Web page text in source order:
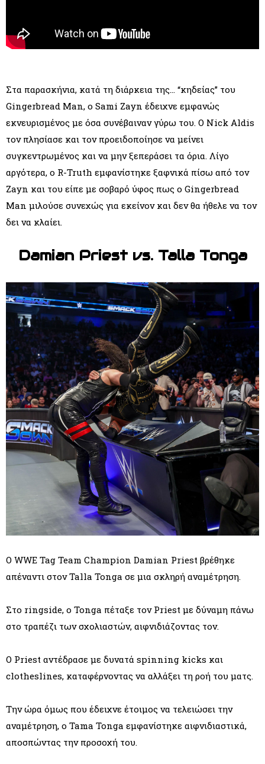
Στα παρασκήνια, κατά τη διάρκεια της… “κηδείας” του
Gingerbread Man, ο Sami Zayn έδειχνε εμφανώς
εκνευρισμένος με όσα συνέβαιναν γύρω του. Ο Nick Aldis
τον πλησίασε και τον προειδοποίησε να μείνει
συγκεντρωμένος και να μην ξεπεράσει τα όρια. Λίγο
αργότερα, ο R-Truth εμφανίστηκε ξαφνικά πίσω από τον
Zayn και του είπε με σοβαρό ύφος πως ο Gingerbread
Man μιλούσε συνεχώς για εκείνον και δεν θα ήθελε να τον
δει να κλαίει.
Damian Priest vs. Talla Tonga
Ο WWE Tag Team Champion Damian Priest βρέθηκε
απέναντι στον Talla Tonga σε μια σκληρή αναμέτρηση.
Στο ringside, ο Tonga πέταξε τον Priest με δύναμη πάνω
στο τραπέζι των σχολιαστών, αιφνιδιάζοντας τον.
Ο Priest αντέδρασε με δυνατά spinning kicks και
clotheslines, καταφέρνοντας να αλλάξει τη ροή του ματς.
Την ώρα όμως που έδειχνε έτοιμος να τελειώσει την
αναμέτρηση, ο Tama Tonga εμφανίστηκε αιφνιδιαστικά,
αποσπώντας την προσοχή του.